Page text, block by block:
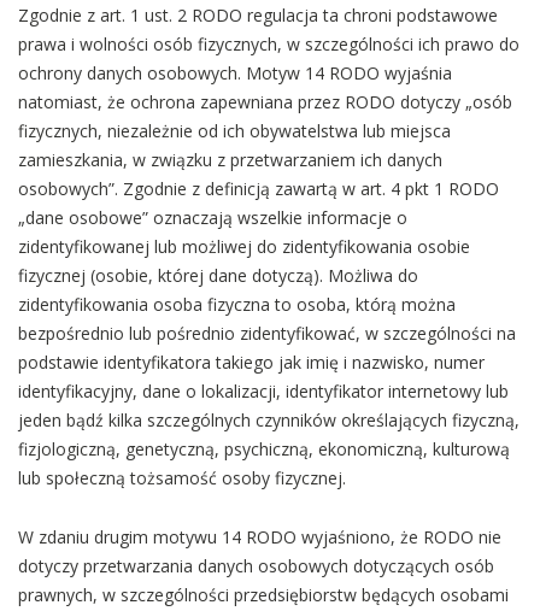
Zgodnie z art. 1 ust. 2 RODO regulacja ta chroni podstawowe
prawa i wolności osób fizycznych, w szczególności ich prawo do
ochrony danych osobowych. Motyw 14 RODO wyjaśnia
natomiast, że ochrona zapewniana przez RODO dotyczy „osób
fizycznych, niezależnie od ich obywatelstwa lub miejsca
zamieszkania, w związku z przetwarzaniem ich danych
osobowych”. Zgodnie z definicją zawartą w art. 4 pkt 1 RODO
„dane osobowe” oznaczają wszelkie informacje o
zidentyfikowanej lub możliwej do zidentyfikowania osobie
fizycznej (osobie, której dane dotyczą). Możliwa do
zidentyfikowania osoba fizyczna to osoba, którą można
bezpośrednio lub pośrednio zidentyfikować, w szczególności na
podstawie identyfikatora takiego jak imię i nazwisko, numer
identyfikacyjny, dane o lokalizacji, identyfikator internetowy lub
jeden bądź kilka szczególnych czynników określających fizyczną,
fizjologiczną, genetyczną, psychiczną, ekonomiczną, kulturową
lub społeczną tożsamość osoby fizycznej.
W zdaniu drugim motywu 14 RODO wyjaśniono, że RODO nie
dotyczy przetwarzania danych osobowych dotyczących osób
prawnych, w szczególności przedsiębiorstw będących osobami